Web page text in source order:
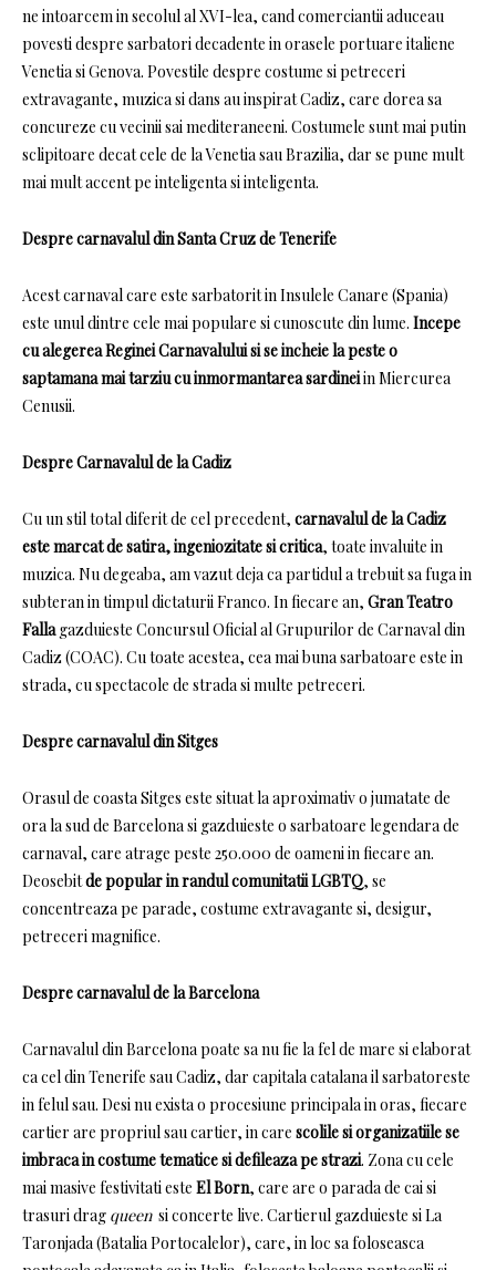
ne intoarcem in secolul al XVI-lea, cand comerciantii aduceau
povesti despre sarbatori decadente in orasele portuare italiene
Venetia si Genova. Povestile despre costume si petreceri
extravagante, muzica si dans au inspirat Cadiz, care dorea sa
concureze cu vecinii sai mediteraneeni. Costumele sunt mai putin
sclipitoare decat cele de la Venetia sau Brazilia, dar se pune mult
mai mult accent pe inteligenta si inteligenta.
Despre carnavalul din Santa Cruz de Tenerife
Acest carnaval care este sarbatorit in Insulele Canare (Spania)
este unul dintre cele mai populare si cunoscute din lume. Incepe
cu alegerea Reginei Carnavalului si se incheie la peste o
saptamana mai tarziu cu inmormantarea sardineiin Miercurea
Cenusii.
Despre Carnavalul de la Cadiz
Cu un stil total diferit de cel precedent, carnavalul de la Cadiz
este marcat de satira, ingeniozitate si critica, toate invaluite in
muzica. Nu degeaba, am vazut deja ca partidul a trebuit sa fuga in
subteran in timpul dictaturii Franco. In fiecare an, Gran Teatro
Fallagazduieste Concursul Oficial al Grupurilor de Carnaval din
Cadiz (COAC). Cu toate acestea, cea mai buna sarbatoare este in
strada, cu spectacole de strada si multe petreceri.
Despre carnavalul din Sitges
Orasul de coasta Sitges este situat la aproximativ o jumatate de
ora la sud de Barcelona si gazduieste o sarbatoare legendara de
carnaval, care atrage peste 250.000 de oameni in fiecare an.
Deosebitde popular in randul comunitatii LGBTQ, se
concentreaza pe parade, costume extravagante si, desigur,
petreceri magnifice.
Despre carnavalul de la Barcelona
Carnavalul din Barcelona poate sa nu fie la fel de mare si elaborat
ca cel din Tenerife sau Cadiz, dar capitala catalana il sarbatoreste
in felul sau. Desi nu exista o procesiune principala in oras, fiecare
cartier are propriul sau cartier, in care scolile si organizatiile se
imbraca in costume tematice si defileaza pe strazi. Zona cu cele
mai masive festivitati este El Born, care are o parada de cai si
trasuri drag queensi concerte live. Cartierul gazduieste si La
Taronjada (Batalia Portocalelor), care, in loc sa foloseasca